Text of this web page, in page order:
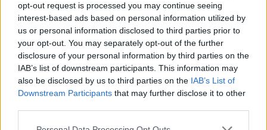
opt-out request is processed you may continue seeing
interest-based ads based on personal information utilized by
us or personal information disclosed to third parties prior to
your opt-out. You may separately opt-out of the further
disclosure of your personal information by third parties on the
IAB’s list of downstream participants. This information may
also be disclosed by us to third parties on the IAB’s List of
Downstream Participants that may further disclose it to other